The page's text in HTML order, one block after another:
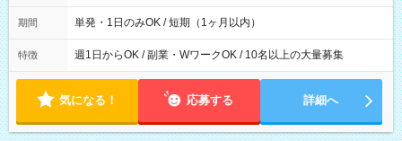
間は 試験により異なります。
期間 単発・1日のみOK / 短期（1ヶ月以内）
特徴 週1日からOK / 副業・WワークOK / 10名以上の大量募集
気になる！ 応募する 詳細へ